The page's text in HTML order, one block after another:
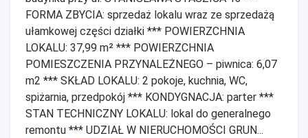
FORMA ZBYCIA: sprzedaż lokalu wraz ze sprzedażą
ułamkowej części działki *** POWIERZCHNIA
LOKALU: 37,99 m² *** POWIERZCHNIA
POMIESZCZENIA PRZYNALEŻNEGO – piwnica: 6,07
m2 *** SKŁAD LOKALU: 2 pokoje, kuchnia, WC,
spiżarnia, przedpokój *** KONDYGNACJA: parter ***
STAN TECHNICZNY LOKALU: lokal do generalnego
remontu *** UDZIAŁ W NIERUCHOMOŚCI GRUN...